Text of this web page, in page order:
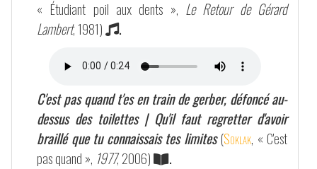
« Étudiant poil aux dents », Le Retour de Gérard
Lambert, 1981) .
C'est pas quand t'es en train de gerber, défoncé au-
dessus des toilettes | Qu'il faut regretter d'avoir
braillé que tu connaissais tes limites (Soklak, « C'est
pas quand », 1977, 2006)
.